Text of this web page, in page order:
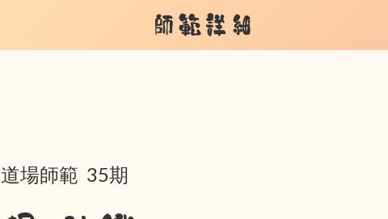
師範詳細
道場師範 35期